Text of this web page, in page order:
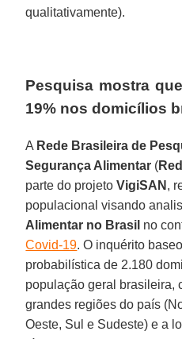
qualitativamente).
Pesquisa mostra
19% nos domicílios
A Rede Brasileira de
Segurança Alimentar (
parte do projetoVigiSAN ,
populacional visando
Alimentar no Brasil no
Covid-19. O inquérito
probabilística de 2.180
população geral brasileira,
grandes regiões do país
Oeste, Sul e Sudeste) e a